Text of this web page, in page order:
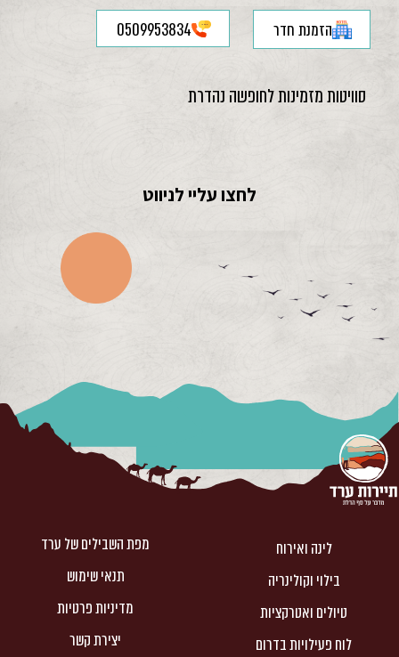
הזמנת חדר 0509953834
סוויטות מזמינות לחופשה נהדרת
לחצו עליי לניווט
לינה ואירוח
בילוי וקולינריה
טיולים ואטרקציות
לוח פעילויות בדרום
מפת השבילים של ערד
תנאי שימוש
מדיניות פרטיות
יצירת קשר